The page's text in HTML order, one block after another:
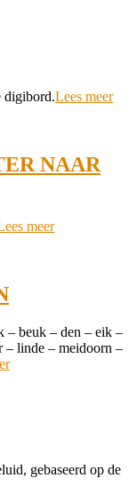
digibord.Lees meer
NAAR
meer
– beuk – den – eik –
– linde – meidoorn –
gebaseerd op de